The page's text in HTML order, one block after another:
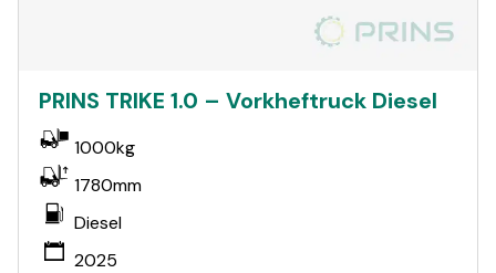
PRINS TRIKE 1.0 – Vorkheftruck Diesel
1000kg
1780mm
Diesel
2025